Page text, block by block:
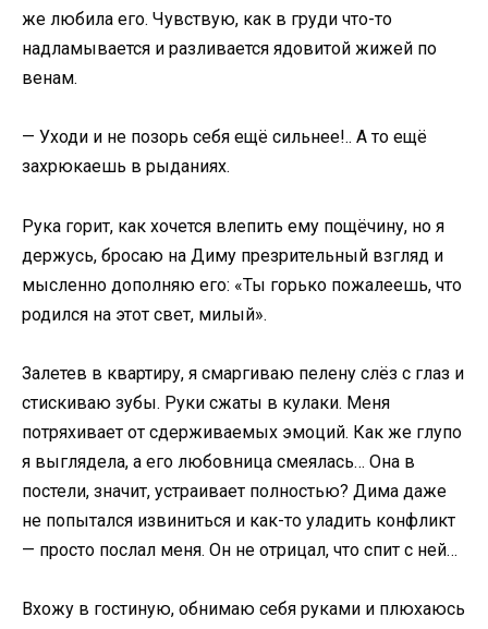
же любила его. Чувствую, как в груди что-то
надламывается и разливается ядовитой жижей по
венам.
— Уходи и не позорь себя ещё сильнее!.. А то ещё
захрюкаешь в рыданиях.
Рука горит, как хочется влепить ему пощёчину, но я
держусь, бросаю на Диму презрительный взгляд и
мысленно дополняю его: «Ты горько пожалеешь, что
родился на этот свет, милый».
Залетев в квартиру, я смаргиваю пелену слёз с глаз и
стискиваю зубы. Руки сжаты в кулаки. Меня
потряхивает от сдерживаемых эмоций. Как же глупо
я выглядела, а его любовница смеялась… Она в
постели, значит, устраивает полностью? Дима даже
не попытался извиниться и как-то уладить конфликт
— просто послал меня. Он не отрицал, что спит с ней…
Вхожу в гостиную, обнимаю себя руками и плюхаюсь